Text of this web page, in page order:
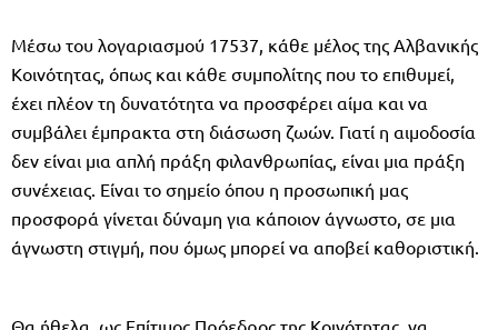
Μέσω του λογαριασμού 17537, κάθε μέλος της Αλβανικής
Κοινότητας, όπως και κάθε συμπολίτης που το επιθυμεί,
έχει πλέον τη δυνατότητα να προσφέρει αίμα και να
συμβάλει έμπρακτα στη διάσωση ζωών. Γιατί η αιμοδοσία
δεν είναι μια απλή πράξη φιλανθρωπίας, είναι μια πράξη
συνέχειας. Είναι το σημείο όπου η προσωπική μας
προσφορά γίνεται δύναμη για κάποιον άγνωστο, σε μια
άγνωστη στιγμή, που όμως μπορεί να αποβεί καθοριστική.
Θα ήθελα, ως Επίτιμος Πρόεδρος της Κοινότητας, να